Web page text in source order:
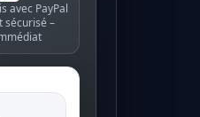
avec PayPal
sécurisé –